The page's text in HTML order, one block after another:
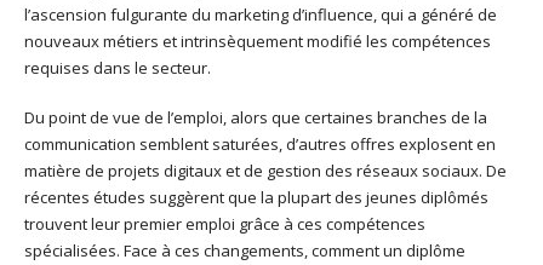
l’ascension fulgurante du marketing d’influence, qui a généré de
nouveaux métiers et intrinsèquement modifié les compétences
requises dans le secteur.
Du point de vue de l’emploi, alors que certaines branches de la
communication semblent saturées, d’autres offres explosent en
matière de projets digitaux et de gestion des réseaux sociaux. De
récentes études suggèrent que la plupart des jeunes diplômés
trouvent leur premier emploi grâce à ces compétences
spécialisées. Face à ces changements, comment un diplôme